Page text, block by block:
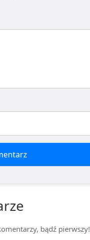
bądź pierwszy!